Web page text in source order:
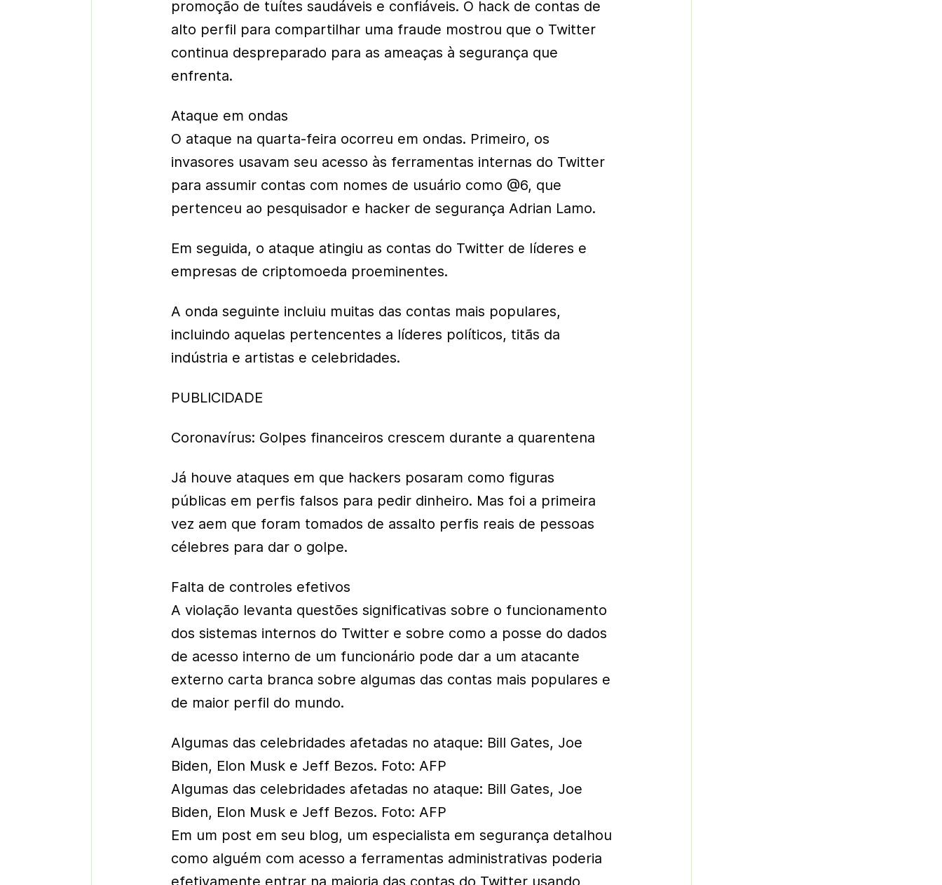
promoção de tuítes saudáveis e confiáveis. O hack de contas de
alto perfil para compartilhar uma fraude mostrou que o Twitter
continua despreparado para as ameaças à segurança que
enfrenta.
Ataque em ondas
O ataque na quarta-feira ocorreu em ondas. Primeiro, os
invasores usavam seu acesso às ferramentas internas do Twitter
para assumir contas com nomes de usuário como @6, que
pertenceu ao pesquisador e hacker de segurança Adrian Lamo.
Em seguida, o ataque atingiu as contas do Twitter de líderes e
empresas de criptomoeda proeminentes.
A onda seguinte incluiu muitas das contas mais populares,
incluindo aquelas pertencentes a líderes políticos, titãs da
indústria e artistas e celebridades.
PUBLICIDADE
Coronavírus: Golpes financeiros crescem durante a quarentena
Já houve ataques em que hackers posaram como figuras
públicas em perfis falsos para pedir dinheiro. Mas foi a primeira
vez aem que foram tomados de assalto perfis reais de pessoas
célebres para dar o golpe.
Falta de controles efetivos
A violação levanta questões significativas sobre o funcionamento
dos sistemas internos do Twitter e sobre como a posse do dados
de acesso interno de um funcionário pode dar a um atacante
externo carta branca sobre algumas das contas mais populares e
de maior perfil do mundo.
Algumas das celebridades afetadas no ataque: Bill Gates, Joe
Biden, Elon Musk e Jeff Bezos. Foto: AFP
Algumas das celebridades afetadas no ataque: Bill Gates, Joe
Biden, Elon Musk e Jeff Bezos. Foto: AFP
Em um post em seu blog, um especialista em segurança detalhou
como alguém com acesso a ferramentas administrativas poderia
efetivamente entrar na maioria das contas do Twitter usando